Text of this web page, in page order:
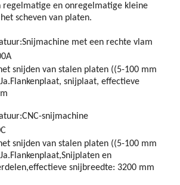
regelmatige en onregelmatige kleine
scheven van platen.
met een rechte vlam
snijden van stalen platen ((5-100 mm
Flankenplaat, snijplaat, effectieve
snijmachine
snijden van stalen platen ((5-100 mm
Flankenplaat,Snijplaten en
snijbreedte: 3200 mm